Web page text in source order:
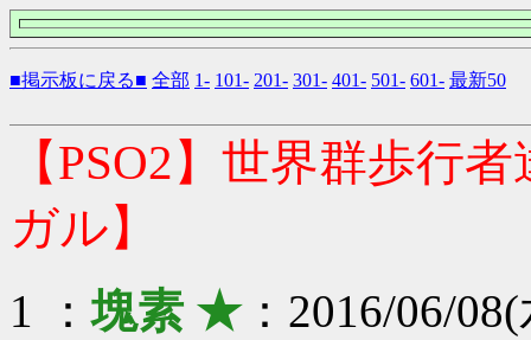
■掲示板に戻る■ 全部 1- 101- 201- 301- 401- 501- 601- 最新50
【PSO2】世界群歩行
ガル】
1 ：塊素 ★：2016/06/